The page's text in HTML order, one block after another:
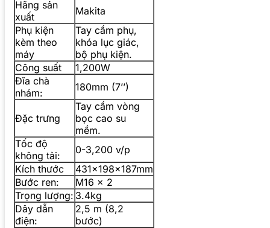
Hãng sản
xuất
Makita
Phụ kiện
kèm theo
máy
Tay cầm phụ,
khóa lục giác,
bộ phụ kiện.
Công suất
1,200W
Đĩa chà
nhám:
180mm (7’’)
Đặc trưng
Tay cầm vòng
bọc cao su
mềm.
Tốc độ
không tải:
0-3,200 v/p
Kích thước
431x198x187mm
Bước ren:
M16 x 2
Trọng lượng: 3.4kg
Dây dẫn
điện:
2,5 m (8,2
bước)